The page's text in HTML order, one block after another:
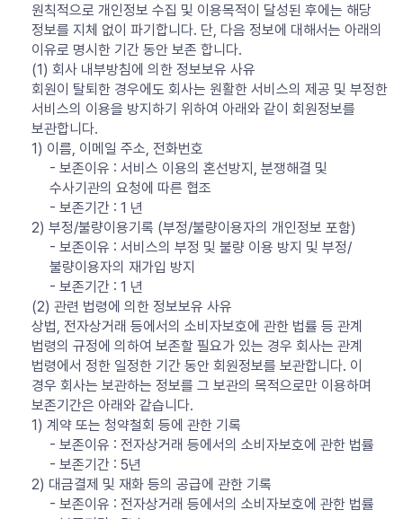
원칙적으로 개인정보 수집 및 이용목적이 달성된 후에는 해당
정보를 지체 없이 파기합니다. 단, 다음 정보에 대해서는 아래의
이유로 명시한 기간 동안 보존 합니다.
(1) 회사 내부방침에 의한 정보보유 사유
회원이 탈퇴한 경우에도 회사는 원활한 서비스의 제공 및 부정한
서비스의 이용을 방지하기 위하여 아래와 같이 회원정보를
보관합니다.
1) 이름, 이메일 주소, 전화번호
- 보존이유 : 서비스 이용의 혼선방지, 분쟁해결 및
수사기관의 요청에 따른 협조
- 보존기간 : 1 년
2) 부정/불량이용기록 (부정/불량이용자의 개인정보 포함)
- 보존이유 : 서비스의 부정 및 불량 이용 방지 및 부정/
불량이용자의 재가입 방지
- 보존기간 : 1 년
(2) 관련 법령에 의한 정보보유 사유
상법, 전자상거래 등에서의 소비자보호에 관한 법률 등 관계
법령의 규정에 의하여 보존할 필요가 있는 경우 회사는 관계
법령에서 정한 일정한 기간 동안 회원정보를 보관합니다. 이
경우 회사는 보관하는 정보를 그 보관의 목적으로만 이용하며
보존기간은 아래와 같습니다.
1) 계약 또는 청약철회 등에 관한 기록
- 보존이유 : 전자상거래 등에서의 소비자보호에 관한 법률
- 보존기간 : 5년
2) 대금결제 및 재화 등의 공급에 관한 기록
- 보존이유 : 전자상거래 등에서의 소비자보호에 관한 법률